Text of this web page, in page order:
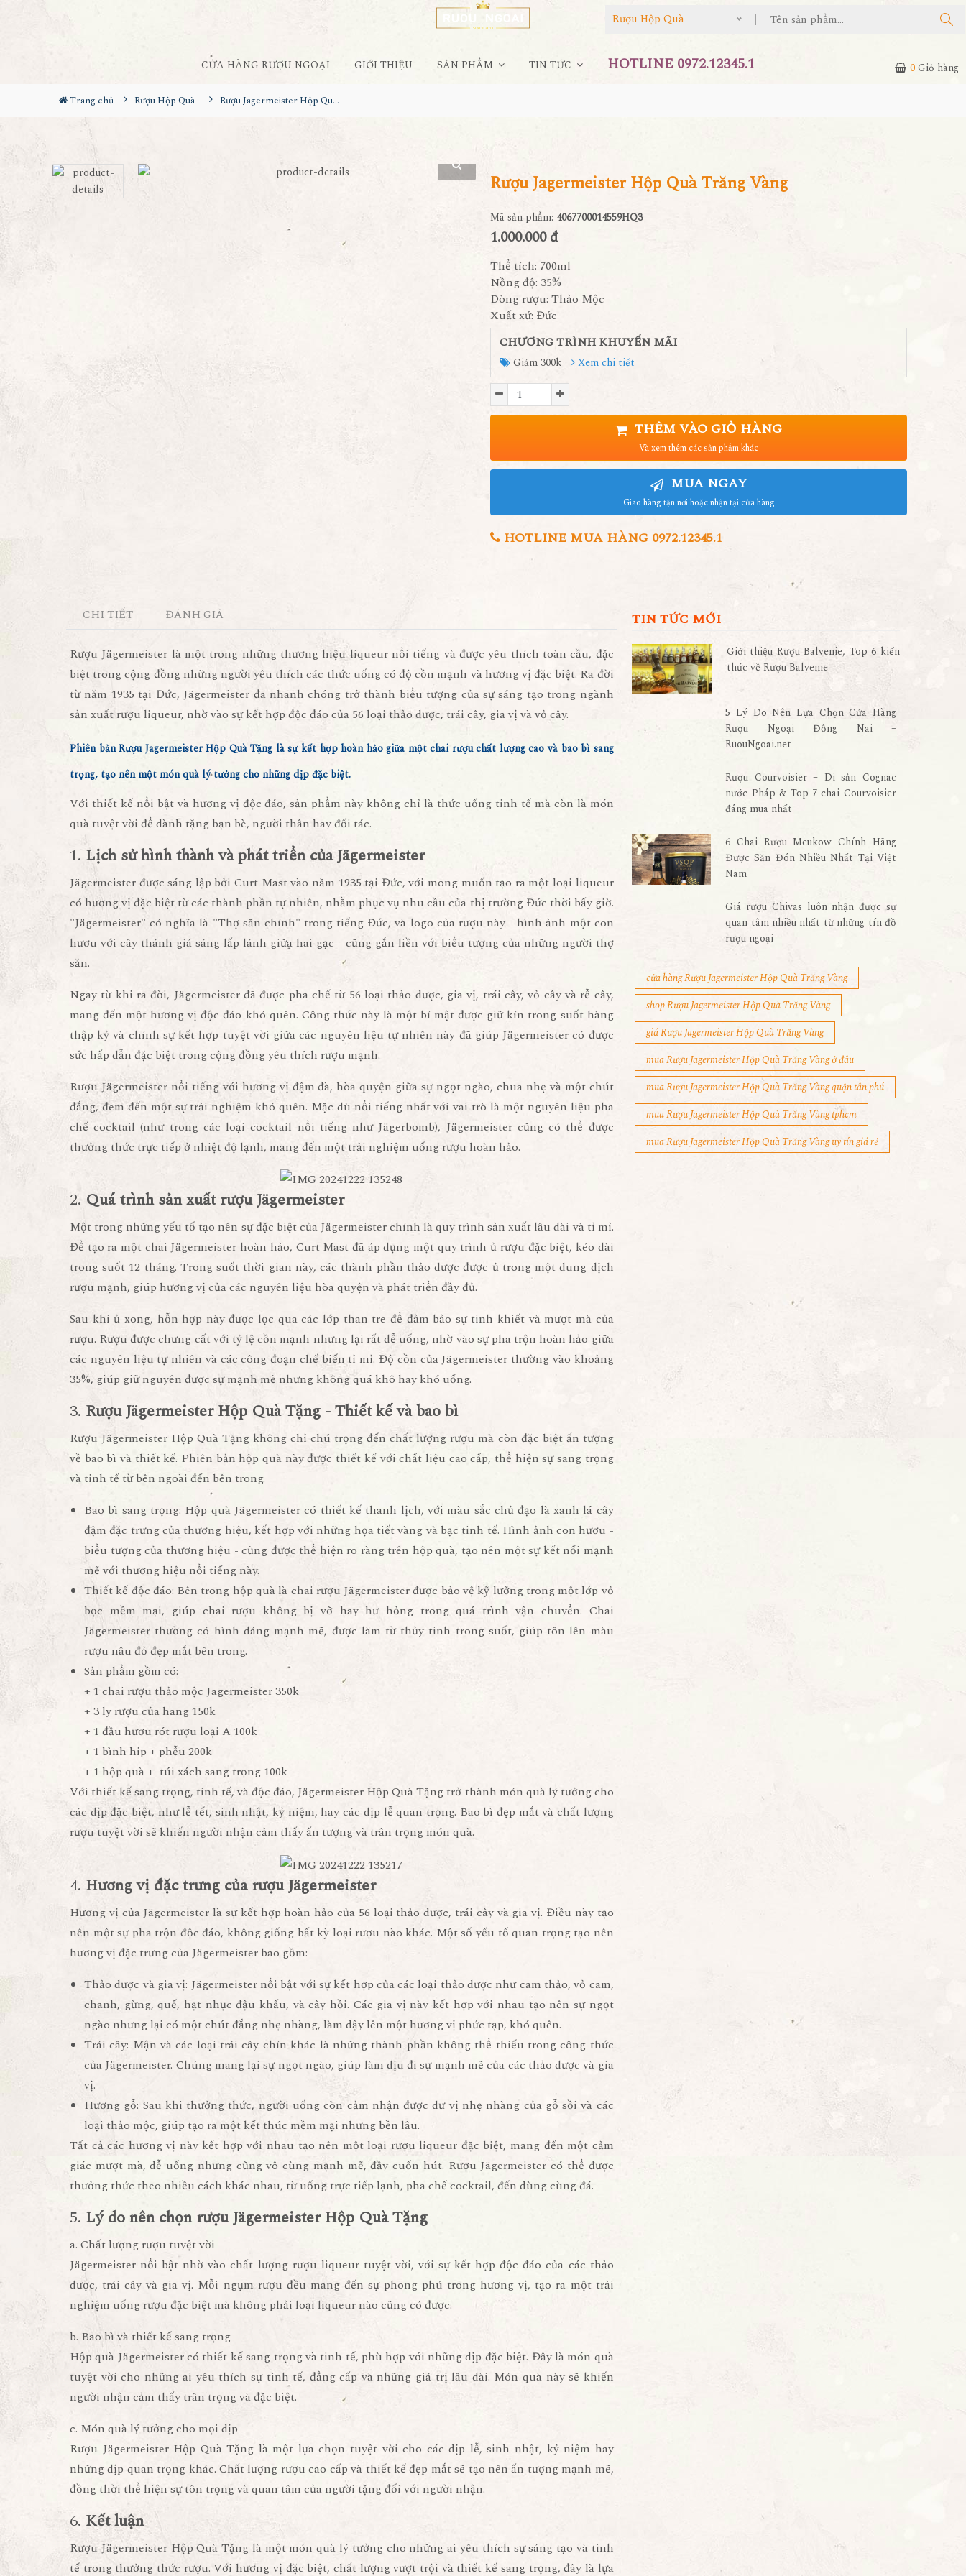
Rượu Hộp Quà
CỬA HÀNG RƯỢU NGOẠI GIỚI THIỆU SẢN PHẨM TIN TỨC HOTLINE 0972.12345.1 0Giỏ hàng
Trang chủ Rượu Hộp Quà Rượu Jagermeister Hộp Quà Trăng Vàng
Rượu Jagermeister Hộp Quà Trăng Vàng
Mã sản phẩm: 4067700014559HQ3
1.000.000 đ
Thể tích: 700ml
Nồng độ: 35%
Dòng rượu: Thảo Mộc
Xuất xứ: Đức
CHƯƠNG TRÌNH KHUYẾN MÃI
Giảm 300k Xem chi tiết
THÊM VÀO GIỎ HÀNG
Và xem thêm các sản phẩm khác
MUA NGAY
Giao hàng tận nơi hoặc nhận tại cửa hàng
HOTLINE MUA HÀNG 0972.12345.1
CHI TIẾT ĐÁNH GIÁ
Rượu Jägermeister là một trong những thương hiệu liqueur nổi tiếng và được yêu thích toàn cầu, đặc
biệt trong cộng đồng những người yêu thích các thức uống có độ cồn mạnh và hương vị đặc biệt. Ra đời
từ năm 1935 tại Đức, Jägermeister đã nhanh chóng trở thành biểu tượng của sự sáng tạo trong ngành
sản xuất rượu liqueur, nhờ vào sự kết hợp độc đáo của 56 loại thảo dược, trái cây, gia vị và vỏ cây.
Phiên bảnRượu Jagermeister Hộp Quà Tặng là sự kết hợp hoàn hảo giữa một chai rượu chất lượng cao và bao bì sang
trọng, tạo nên một món quà lý tưởng cho những dịp đặc biệt.
Với thiết kế nổi bật và hương vị độc đáo, sản phẩm này không chỉ là thức uống tinh tế mà còn là món
quà tuyệt vời để dành tặng bạn bè, người thân hay đối tác.
1. Lịch sử hình thành và phát triển của Jägermeister
Jägermeister được sáng lập bởi Curt Mast vào năm 1935 tại Đức, với mong muốn tạo ra một loại liqueur
có hương vị đặc biệt từ các thành phần tự nhiên, nhằm phục vụ nhu cầu của thị trường Đức thời bấy giờ.
"Jägermeister" có nghĩa là "Thợ săn chính" trong tiếng Đức, và logo của rượu này - hình ảnh một con
hươu với cây thánh giá sáng lấp lánh giữa hai gạc - cũng gắn liền với biểu tượng của những người thợ
săn.
Ngay từ khi ra đời, Jägermeister đã được pha chế từ 56 loại thảo dược, gia vị, trái cây, vỏ cây và rễ cây,
mang đến một hương vị độc đáo khó quên. Công thức này là một bí mật được giữ kín trong suốt hàng
thập kỷ và chính sự kết hợp tuyệt vời giữa các nguyên liệu tự nhiên này đã giúp Jägermeister có được
sức hấp dẫn đặc biệt trong cộng đồng yêu thích rượu mạnh.
Rượu Jägermeister nổi tiếng với hương vị đậm đà, hòa quyện giữa sự ngọt ngào, chua nhẹ và một chút
đắng, đem đến một sự trải nghiệm khó quên. Mặc dù nổi tiếng nhất với vai trò là một nguyên liệu pha
chế cocktail (như trong các loại cocktail nổi tiếng như Jägerbomb), Jägermeister cũng có thể được
thưởng thức trực tiếp ở nhiệt độ lạnh, mang đến một trải nghiệm uống rượu hoàn hảo.
2. Quá trình sản xuất rượu Jägermeister
Một trong những yếu tố tạo nên sự đặc biệt của Jägermeister chính là quy trình sản xuất lâu dài và tỉ mỉ.
Để tạo ra một chai Jägermeister hoàn hảo, Curt Mast đã áp dụng một quy trình ủ rượu đặc biệt, kéo dài
trong suốt 12 tháng. Trong suốt thời gian này, các thành phần thảo dược được ủ trong một dung dịch
rượu mạnh, giúp hương vị của các nguyên liệu hòa quyện và phát triển đầy đủ.
Sau khi ủ xong, hỗn hợp này được lọc qua các lớp than tre để đảm bảo sự tinh khiết và mượt mà của
rượu. Rượu được chưng cất với tỷ lệ cồn mạnh nhưng lại rất dễ uống, nhờ vào sự pha trộn hoàn hảo giữa
các nguyên liệu tự nhiên và các công đoạn chế biến tỉ mỉ. Độ cồn của Jägermeister thường vào khoảng
35%, giúp giữ nguyên được sự mạnh mẽ nhưng không quá khô hay khó uống.
3. Rượu Jägermeister Hộp Quà Tặng - Thiết kế và bao bì
Rượu Jägermeister Hộp Quà Tặng không chỉ chú trọng đến chất lượng rượu mà còn đặc biệt ấn tượng
về bao bì và thiết kế. Phiên bản hộp quà này được thiết kế với chất liệu cao cấp, thể hiện sự sang trọng
và tinh tế từ bên ngoài đến bên trong.
Bao bì sang trọng: Hộp quà Jägermeister có thiết kế thanh lịch, với màu sắc chủ đạo là xanh lá cây
đậm đặc trưng của thương hiệu, kết hợp với những họa tiết vàng và bạc tinh tế. Hình ảnh con hươu -
biểu tượng của thương hiệu - cũng được thể hiện rõ ràng trên hộp quà, tạo nên một sự kết nối mạnh
mẽ với thương hiệu nổi tiếng này.
Thiết kế độc đáo: Bên trong hộp quà là chai rượu Jägermeister được bảo vệ kỹ lưỡng trong một lớp vỏ
bọc mềm mại, giúp chai rượu không bị vỡ hay hư hỏng trong quá trình vận chuyển. Chai
Jägermeister thường có hình dáng mạnh mẽ, được làm từ thủy tinh trong suốt, giúp tôn lên màu
rượu nâu đỏ đẹp mắt bên trong.
Sản phẩm gồm có:
+ 1 chai rượu thảo mộc Jagermeister 350k
+ 3 ly rượu của hãng 150k
+ 1 đầu hươu rót rượu loại A 100k
+ 1 bình hip + phễu 200k
+ 1 hộp quà + túi xách sang trọng 100k
Với thiết kế sang trọng, tinh tế, và độc đáo,Jägermeister Hộp Quà Tặng trở thành món quà lý tưởng cho
các dịp đặc biệt, như lễ tết, sinh nhật, kỷ niệm, hay các dịp lễ quan trọng. Bao bì đẹp mắt và chất lượng
rượu tuyệt vời sẽ khiến người nhận cảm thấy ấn tượng và trân trọng món quà.
4. Hương vị đặc trưng của rượu Jägermeister
Hương vị của Jägermeister là sự kết hợp hoàn hảo của 56 loại thảo dược, trái cây và gia vị. Điều này tạo
nên một sự pha trộn độc đáo, không giống bất kỳ loại rượu nào khác. Một số yếu tố quan trọng tạo nên
hương vị đặc trưng của Jägermeister bao gồm:
Thảo dược và gia vị: Jägermeister nổi bật với sự kết hợp của các loại thảo dược như cam thảo, vỏ cam,
chanh, gừng, quế, hạt nhục đậu khấu, và cây hồi. Các gia vị này kết hợp với nhau tạo nên sự ngọt
ngào nhưng lại có một chút đắng nhẹ nhàng, làm dậy lên một hương vị phức tạp, khó quên.
Trái cây: Mận và các loại trái cây chín khác là những thành phần không thể thiếu trong công thức
của Jägermeister. Chúng mang lại sự ngọt ngào, giúp làm dịu đi sự mạnh mẽ của các thảo dược và gia
vị.
Hương gỗ: Sau khi thưởng thức, người uống còn cảm nhận được dư vị nhẹ nhàng của gỗ sồi và các
loại thảo mộc, giúp tạo ra một kết thúc mềm mại nhưng bền lâu.
Tất cả các hương vị này kết hợp với nhau tạo nên một loại rượu liqueur đặc biệt, mang đến một cảm
giác mượt mà, dễ uống nhưng cũng vô cùng mạnh mẽ, đầy cuốn hút. Rượu Jägermeister có thể được
thưởng thức theo nhiều cách khác nhau, từ uống trực tiếp lạnh, pha chế cocktail, đến dùng cùng đá.
5. Lý do nên chọn rượu Jägermeister Hộp Quà Tặng
a. Chất lượng rượu tuyệt vời
Jägermeister nổi bật nhờ vào chất lượng rượu liqueur tuyệt vời, với sự kết hợp độc đáo của các thảo
dược, trái cây và gia vị. Mỗi ngụm rượu đều mang đến sự phong phú trong hương vị, tạo ra một trải
nghiệm uống rượu đặc biệt mà không phải loại liqueur nào cũng có được.
b. Bao bì và thiết kế sang trọng
Hộp quà Jägermeister có thiết kế sang trọng và tinh tế, phù hợp với những dịp đặc biệt. Đây là món quà
tuyệt vời cho những ai yêu thích sự tinh tế, đẳng cấp và những giá trị lâu dài. Món quà này sẽ khiến
người nhận cảm thấy trân trọng và đặc biệt.
c. Món quà lý tưởng cho mọi dịp
Rượu Jägermeister Hộp Quà Tặng là một lựa chọn tuyệt vời cho các dịp lễ, sinh nhật, kỷ niệm hay
những dịp quan trọng khác. Chất lượng rượu cao cấp và thiết kế đẹp mắt sẽ tạo nên ấn tượng mạnh mẽ,
đồng thời thể hiện sự tôn trọng và quan tâm của người tặng đối với người nhận.
6. Kết luận
Rượu Jägermeister Hộp Quà Tặng là một món quà lý tưởng cho những ai yêu thích sự sáng tạo và tinh
tế trong thưởng thức rượu. Với hương vị đặc biệt, chất lượng vượt trội và thiết kế sang trọng, đây là lựa
TIN TỨC MỚI
Giới thiệu Rượu Balvenie, Top 6 kiến
thức về Rượu Balvenie
5 Lý Do Nên Lựa Chọn Cửa Hàng
Rượu Ngoại Đồng Nai –
RuouNgoai.net
Rượu Courvoisier – Di sản Cognac
nước Pháp & Top 7 chai Courvoisier
đáng mua nhất
6 Chai Rượu Meukow Chính Hãng
Được Săn Đón Nhiều Nhất Tại Việt
Nam
Giá rượu Chivas luôn nhận được sự
quan tâm nhiều nhất từ những tín đồ
rượu ngoại
cửa hàng Rượu Jagermeister Hộp Quà Trăng Vàng
shop Rượu Jagermeister Hộp Quà Trăng Vàng
giá Rượu Jagermeister Hộp Quà Trăng Vàng
mua Rượu Jagermeister Hộp Quà Trăng Vàng ở đâu
mua Rượu Jagermeister Hộp Quà Trăng Vàng quận tân phú
mua Rượu Jagermeister Hộp Quà Trăng Vàng tphcm
mua Rượu Jagermeister Hộp Quà Trăng Vàng uy tín giá rẻ